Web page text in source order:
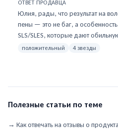
ОТВЕТ ПРОДАВЦА
Юлия, рады, что результат на
пены — это не баг, а особенность
SLS/SLES, которые дают
кожу головы. Лайфхак:
положительный 4 звезды
Полезные статьи по теме
→ Как отвечать на отзывы о